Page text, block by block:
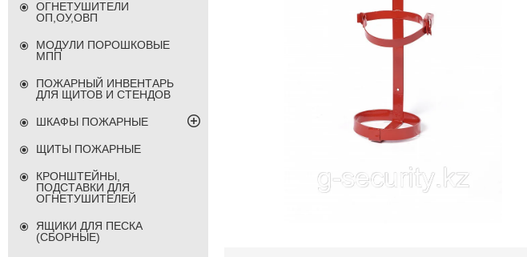
ОГНЕТУШИТЕЛИ
ОП,ОУ,ОВП
МОДУЛИ ПОРОШКОВЫЕ
МПП
ПОЖАРНЫЙ ИНВЕНТАРЬ
ДЛЯ ЩИТОВ И СТЕНДОВ
ШКАФЫ ПОЖАРНЫЕ
ЩИТЫ ПОЖАРНЫЕ
КРОНШТЕЙНЫ,
ПОДСТАВКИ ДЛЯ
ОГНЕТУШИТЕЛЕЙ
ЯЩИКИ ДЛЯ ПЕСКА
(СБОРНЫЕ)